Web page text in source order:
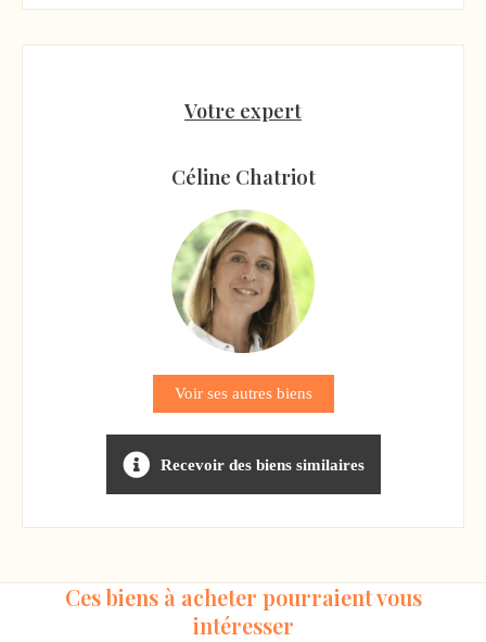
Votre expert
Céline Chatriot
Voir ses autres biens
Recevoir des biens similaires
Ces biens à acheter pourraient vous
intéresser